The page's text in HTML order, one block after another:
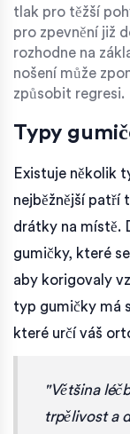
tlak pro těžší
pro zpevnění již
rozhodne na
nošení může
způsobit regresi.
Typy
Existuje několik
nejběžnější patří
drátky na místě.
gumičky, které
aby korigovaly
typ gumičky má
které určí váš
"Většina
trpělivost a